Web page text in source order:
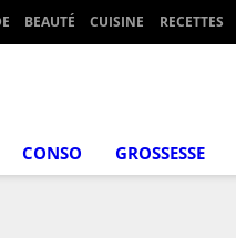
BEAUTÉ CUISINE RECETTES
CONSO GROSSESSE